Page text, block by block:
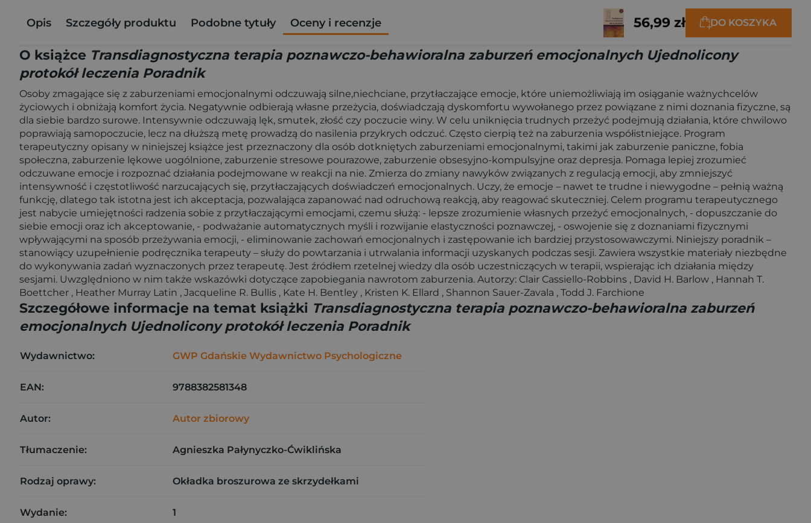
Opis Szczegóły produktu Podobne tytuły Oceny i recenzje 56,99 zł DO KOSZYKA
O książce Transdiagnostyczna terapia poznawczo-behawioralna zaburzeń emocjonalnych Ujednolicony
protokół leczenia Poradnik
Osoby zmagające się z zaburzeniami emocjonalnymi odczuwają silne,niechciane, przytłaczające emocje, które uniemożliwiają im osiąganie ważnychcelów
życiowych i obniżają komfort życia. Negatywnie odbierają własne przeżycia, doświadczają dyskomfortu wywołanego przez powiązane z nimi doznania fizyczne, są
dla siebie bardzo surowe. Intensywnie odczuwają lęk, smutek, złość czy poczucie winy. W celu uniknięcia trudnych przeżyć podejmują działania, które chwilowo
poprawiają samopoczucie, lecz na dłuższą metę prowadzą do nasilenia przykrych odczuć. Często cierpią też na zaburzenia współistniejące. Program
terapeutyczny opisany w niniejszej książce jest przeznaczony dla osób dotkniętych zaburzeniami emocjonalnymi, takimi jak zaburzenie paniczne, fobia
społeczna, zaburzenie lękowe uogólnione, zaburzenie stresowe pourazowe, zaburzenie obsesyjno-kompulsyjne oraz depresja. Pomaga lepiej zrozumieć
odczuwane emocje i rozpoznać działania podejmowane w reakcji na nie. Zmierza do zmiany nawyków związanych z regulacją emocji, aby zmniejszyć
intensywność i częstotliwość narzucających się, przytłaczających doświadczeń emocjonalnych. Uczy, że emocje – nawet te trudne i niewygodne – pełnią ważną
funkcję, dlatego tak istotna jest ich akceptacja, pozwalająca zapanować nad odruchową reakcją, aby reagować skuteczniej. Celem programu terapeutycznego
jest nabycie umiejętności radzenia sobie z przytłaczającymi emocjami, czemu służą: - lepsze zrozumienie własnych przeżyć emocjonalnych, - dopuszczanie do
siebie emocji oraz ich akceptowanie, - podważanie automatycznych myśli i rozwijanie elastyczności poznawczej, - oswojenie się z doznaniami fizycznymi
wpływającymi na sposób przeżywania emocji, - eliminowanie zachowań emocjonalnych i zastępowanie ich bardziej przystosowawczymi. Niniejszy poradnik –
stanowiący uzupełnienie podręcznika terapeuty – służy do powtarzania i utrwalania informacji uzyskanych podczas sesji. Zawiera wszystkie materiały niezbędne
do wykonywania zadań wyznaczonych przez terapeutę. Jest źródłem rzetelnej wiedzy dla osób uczestniczących w terapii, wspierając ich działania między
sesjami. Uwzględniono w nim także wskazówki dotyczące zapobiegania nawrotom zaburzenia. Autorzy: Clair Cassiello-Robbins , David H. Barlow , Hannah T.
Boettcher , Heather Murray Latin , Jacqueline R. Bullis , Kate H. Bentley , Kristen K. Ellard , Shannon Sauer-Zavala , Todd J. Farchione
Szczegółowe informacje na temat książki Transdiagnostyczna terapia poznawczo-behawioralna zaburzeń
emocjonalnych Ujednolicony protokół leczenia Poradnik
Wydawnictwo: GWP Gdańskie Wydawnictwo Psychologiczne
EAN: 9788382581348
Autor: Autor zbiorowy
Tłumaczenie: Agnieszka Pałynyczko-Ćwiklińska
Rodzaj oprawy: Okładka broszurowa ze skrzydełkami
Wydanie: 1